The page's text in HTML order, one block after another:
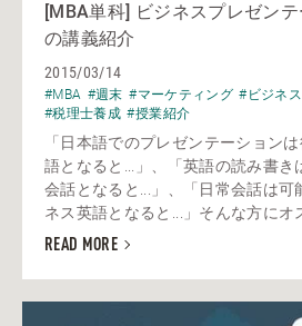
[MBA単科] ビジネスプレゼンテ
の講義紹介
2015/03/14
#MBA #週末 #マーケティング #ビジネ
#税理士養成 #授業紹介
「日本語でのプレゼンテーション
語となると...」、「英語の読み書き
会話となると...」、「日常会話は可
ネス英語となると...」そんな方にオ
READ MORE